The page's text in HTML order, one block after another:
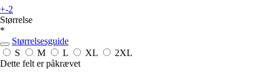
+-2
Størrelse
*
Størrelsesguide
S
M L XL
2XL
Dette felt er påkrævet